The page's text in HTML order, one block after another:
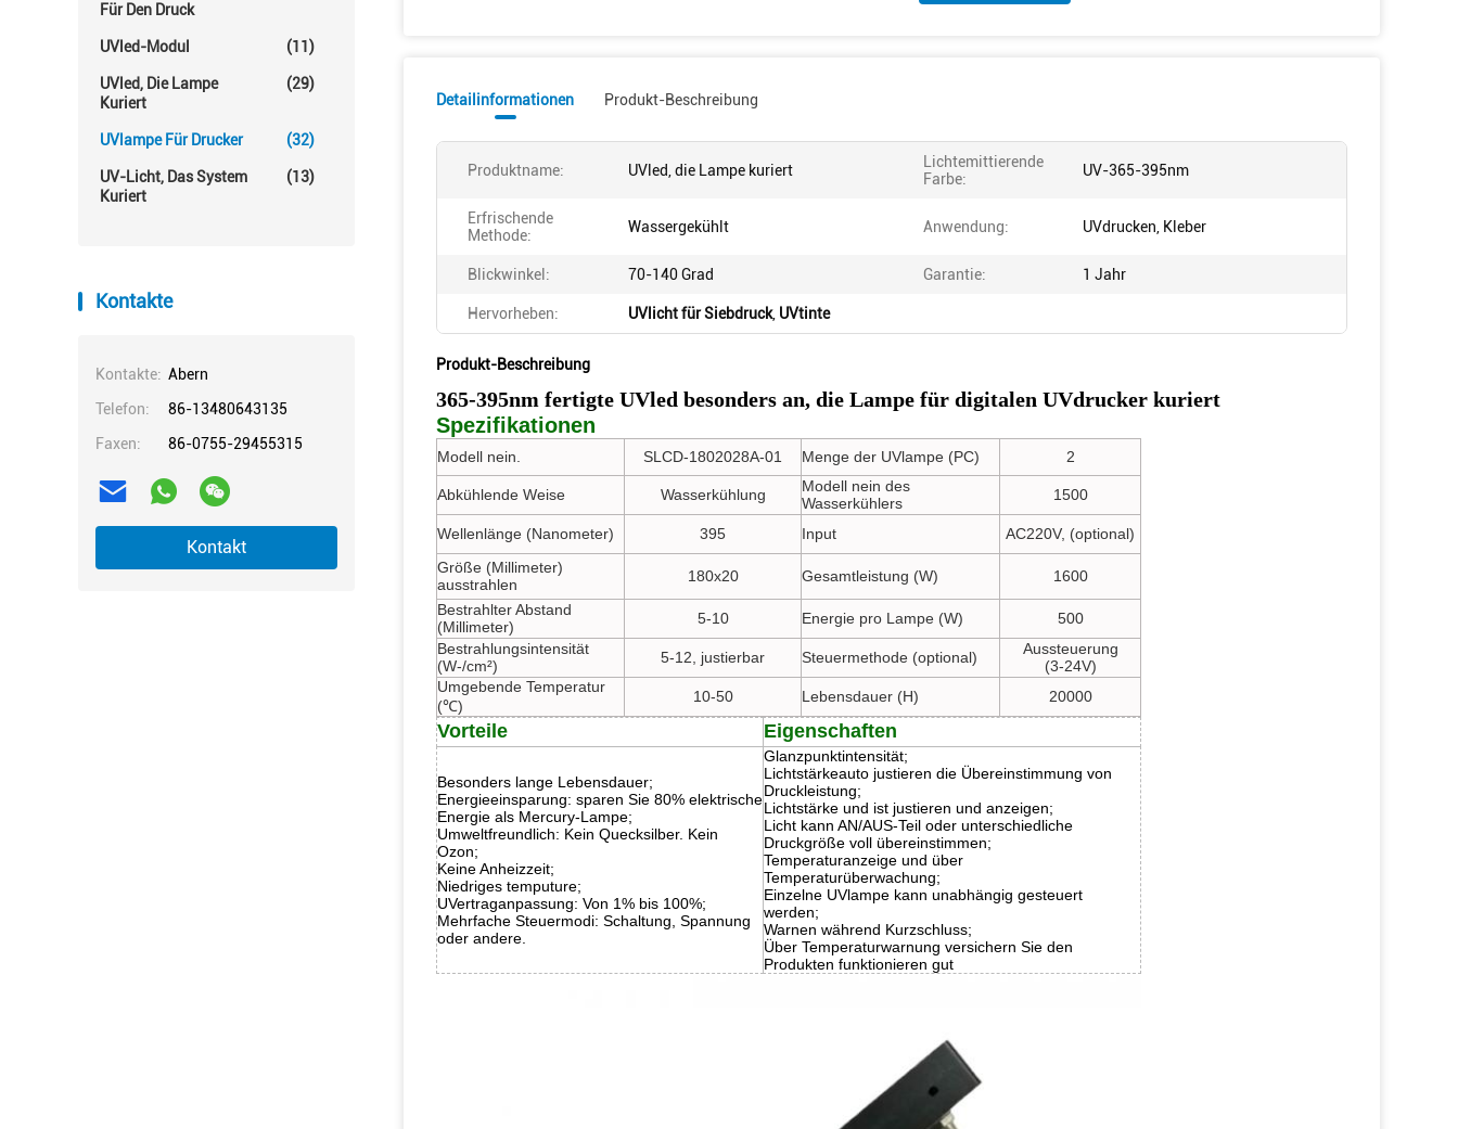
Für Den Druck
UVled-Modul (11)
UVled, Die Lampe
Kuriert
(29)
UVlampe Für Drucker (32)
UV-Licht, Das System
Kuriert
(13)
Kontakte
Kontakte: Abern
Telefon:
86-13480643135
Faxen:
86-0755-29455315
Kontakt
Detailinformationen Produkt-Beschreibung
Produktname: UVled, die Lampe kuriert
Lichtemittierende
Farbe:
UV-365-395nm
Erfrischende
Methode:
Wassergekühlt Anwendung: UVdrucken, Kleber
Blickwinkel: 70-140 Grad Garantie: 1 Jahr
Hervorheben: UVlicht für Siebdruck, UVtinte
Produkt-Beschreibung
365-395nm fertigte UVled besonders an, die Lampe für digitalen UVdrucker kuriert
Spezifikationen
Modell nein. SLCD-1802028A-01 Menge der UVlampe (PC) 2
Abkühlende Weise Wasserkühlung
Modell nein des
Wasserkühlers
1500
Wellenlänge (Nanometer) 395 Input
AC220V, (optional)
Größe (Millimeter)
ausstrahlen
180x20 Gesamtleistung (W)
1600
Bestrahlter Abstand
(Millimeter)
5-10 Energie pro Lampe (W)
500
Bestrahlungsintensität
(W-/cm²)
5-12, justierbar Steuermethode (optional)
Aussteuerung
(3-24V)
Umgebende Temperatur
(℃)
10-50 Lebensdauer (H) 20000
Vorteile Eigenschaften
Besonders lange Lebensdauer;
Energieeinsparung: sparen Sie 80% elektrische
Energie als Mercury-Lampe;
Umweltfreundlich: Kein Quecksilber. Kein
Ozon;
Keine Anheizzeit;
Niedriges temputure;
UVertraganpassung: Von 1% bis 100%;
Mehrfache Steuermodi: Schaltung, Spannung
oder andere.
Glanzpunktintensität;
Lichtstärkeauto justieren die Übereinstimmung von
Druckleistung;
Lichtstärke und ist justieren und anzeigen;
Licht kann AN/AUS-Teil oder unterschiedliche
Druckgröße voll übereinstimmen;
Temperaturanzeige und über
Temperaturüberwachung;
Einzelne UVlampe kann unabhängig gesteuert
werden;
Warnen während Kurzschluss;
Über Temperaturwarnung versichern Sie den
Produkten funktionieren gut